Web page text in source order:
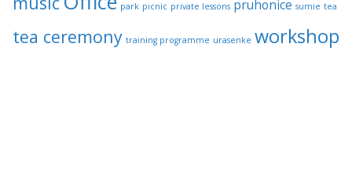
park picnic private lessons pruhonice sumie tea
tea ceremony training programme urasenke workshop